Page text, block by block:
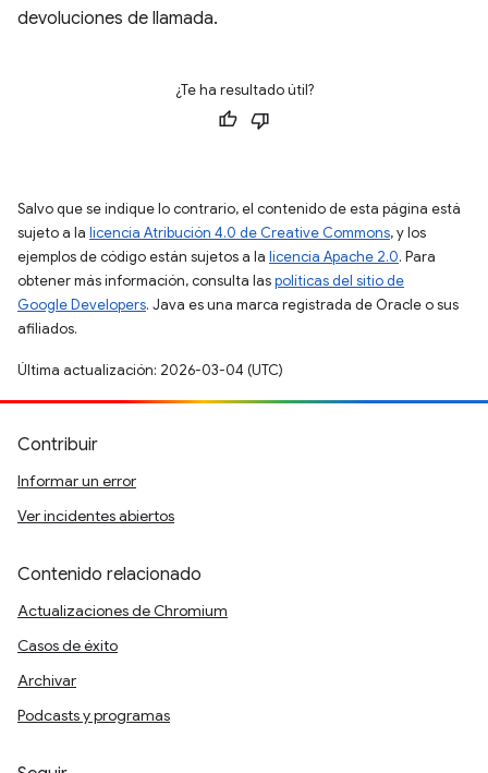
devoluciones de llamada.
¿Te ha resultado útil?
Salvo que se indique lo contrario, el contenido de esta página está
sujeto a la licencia Atribución 4.0 de Creative Commons, y los
ejemplos de código están sujetos a la licencia Apache 2.0. Para
obtener más información, consulta laspolíticas del sitio de
Google Developers. Java es una marca registrada de Oracle o sus
afiliados.
Última actualización: 2026-03-04 (UTC)
Contribuir
Informar un error
Ver incidentes abiertos
Contenido relacionado
Actualizaciones de Chromium
Casos de éxito
Archivar
Podcasts y programas